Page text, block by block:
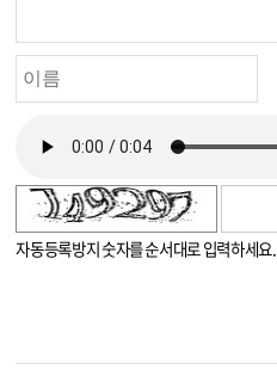
자동등록방지 숫자를 순서대로 입력하세요.